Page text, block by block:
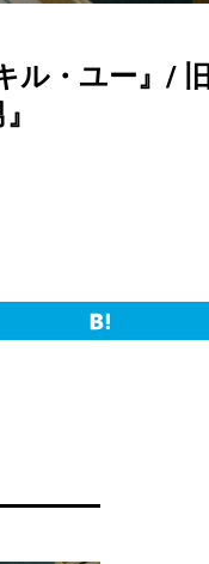
ル・ユー』/ 旧